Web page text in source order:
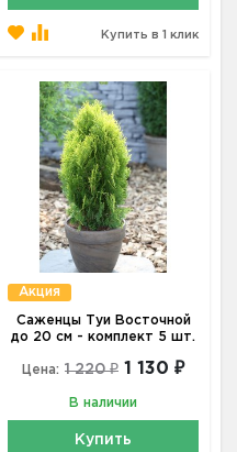
Купить в 1 клик
Акция
Саженцы Туи Восточной
до 20 см - комплект 5 шт.
Цена: 1 220 ₽ 1 130 ₽
В наличии
Купить